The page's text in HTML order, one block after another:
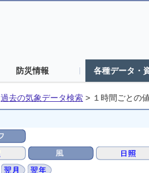
防災情報 各種データ・
過去の気象データ検索 > １時間ごとの